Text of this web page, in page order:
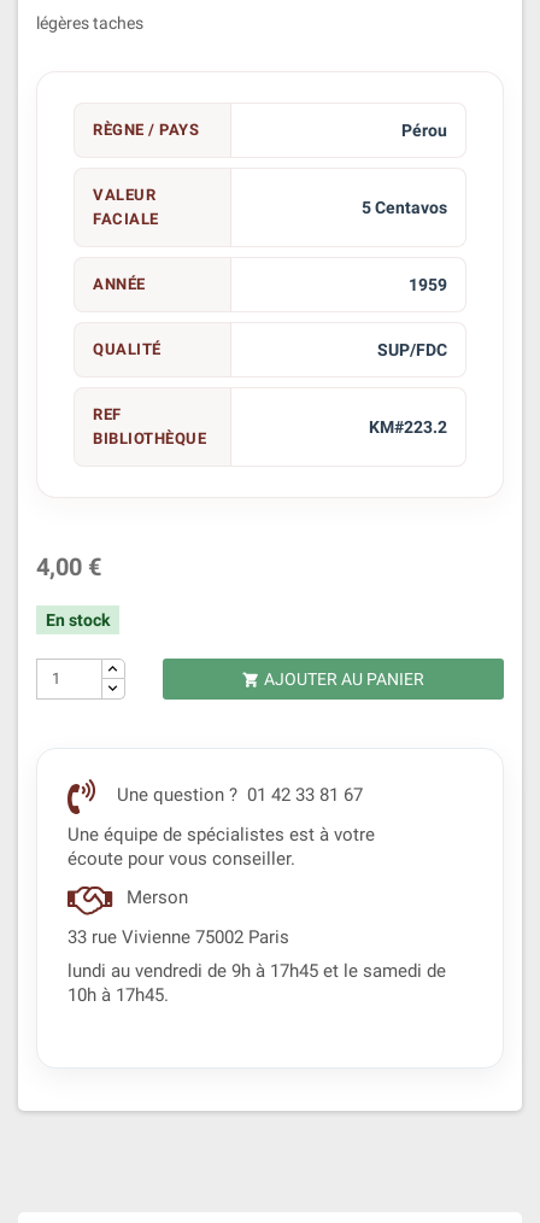
légères taches
RÈGNE / PAYS Pérou
VALEUR
FACIALE
5 Centavos
ANNÉE 1959
QUALITÉ SUP/FDC
REF
BIBLIOTHÈQUE
KM#223.2
4,00 €
En stock
 AJOUTER AU PANIER
Une question ? 01 42 33 81 67
Une équipe de spécialistes est à votre
écoute pour vous conseiller.
Merson
33 rue Vivienne 75002 Paris
lundi au vendredi de 9h à 17h45 et le samedi de
10h à 17h45.